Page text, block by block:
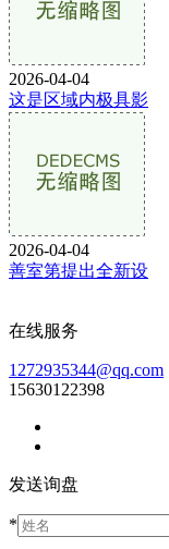
2026-04-04
这是区域内极具影
2026-04-04
善室第提出全新设
在线服务
1272935344@qq.com
15630122398
发送询盘
*